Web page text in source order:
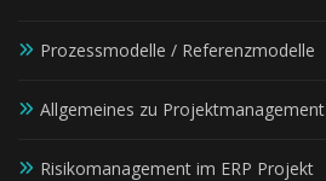
Prozessmodelle / Referenzmodelle
Allgemeines zu Projektmanagement
Risikomanagement im ERP Projekt